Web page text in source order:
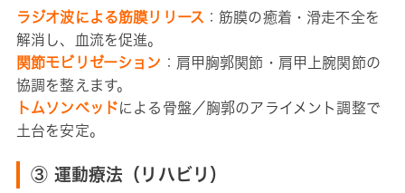
ラジオ波による筋膜リリース ：筋膜の癒着・滑走不全を
解消し、血流を促進。
関節モビリゼーション ：肩甲胸郭関節・肩甲上腕関節の
協調を整えます。
トムソンベッドによる骨盤／胸郭のアライメント調整で
土台を安定。
③ 運動療法（リハビリ）